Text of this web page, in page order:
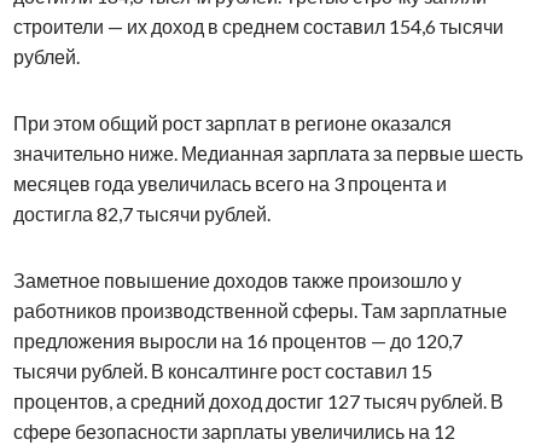
строители — их доход в среднем составил 154,6 тысячи
рублей.
При этом общий рост зарплат в регионе оказался
значительно ниже. Медианная зарплата за первые шесть
месяцев года увеличилась всего на 3 процента и
достигла 82,7 тысячи рублей.
Заметное повышение доходов также произошло у
работников производственной сферы. Там зарплатные
предложения выросли на 16 процентов — до 120,7
тысячи рублей. В консалтинге рост составил 15
процентов, а средний доход достиг 127 тысяч рублей. В
сфере безопасности зарплаты увеличились на 12